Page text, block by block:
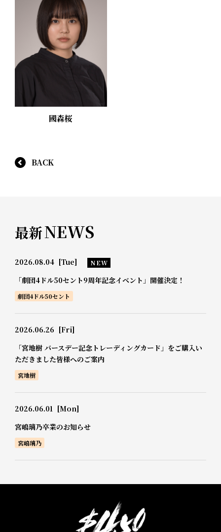
國森桜
BACK
最新NEWS
2026.08.04 [Tue] NEW
「劇団4ドル50セント9周年記念イベント」開催決定！
劇団4ドル50セント
2026.06.26 [Fri]
「宮地樹 バースデー記念トレーディングカード」をご購入い
ただきました皆様へのご案内
宮地樹
2026.06.01 [Mon]
宮嶋璃乃卒業のお知らせ
宮嶋璃乃